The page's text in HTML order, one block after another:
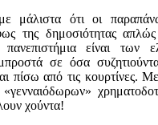
μάλιστα ότι οι
της δημοσιότητας
πανεπιστήμια είναι των
σε όσα
πίσω από τις κουρτίνες.
«γενναιόδωρων»
χούντα!